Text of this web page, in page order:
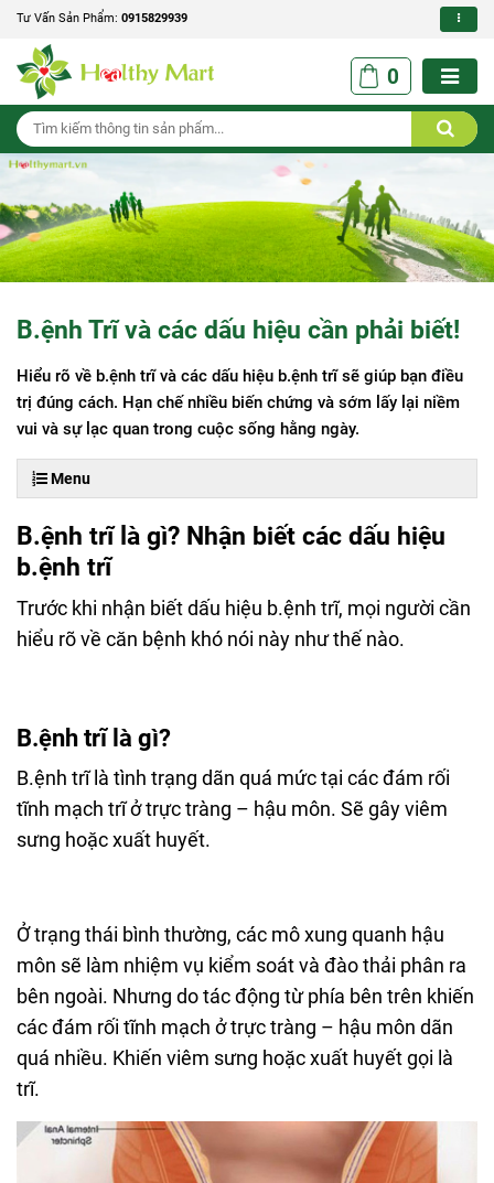
Tư Vấn Sản Phẩm: 0915829939
0
B.ệnh Trĩ và các dấu hiệu cần phải biết!
Hiểu rõ về b.ệnh trĩ và các dấu hiệu b.ệnh trĩ sẽ giúp bạn điều
trị đúng cách. Hạn chế nhiều biến chứng và sớm lấy lại niềm
vui và sự lạc quan trong cuộc sống hằng ngày.
Menu
B.ệnh trĩ là gì? Nhận biết các dấu hiệu
b.ệnh trĩ
Trước khi nhận biết dấu hiệu b.ệnh trĩ, mọi người cần
hiểu rõ về căn bệnh khó nói này như thế nào.
B.ệnh trĩ là gì?
B.ệnh trĩ là tình trạng dãn quá mức tại các đám rối
tĩnh mạch trĩ ở trực tràng – hậu môn. Sẽ gây viêm
sưng hoặc xuất huyết.
Ở trạng thái bình thường, các mô xung quanh hậu
môn sẽ làm nhiệm vụ kiểm soát và đào thải phân ra
bên ngoài. Nhưng do tác động từ phía bên trên khiến
các đám rối tĩnh mạch ở trực tràng – hậu môn dãn
quá nhiều. Khiến viêm sưng hoặc xuất huyết gọi là
trĩ.